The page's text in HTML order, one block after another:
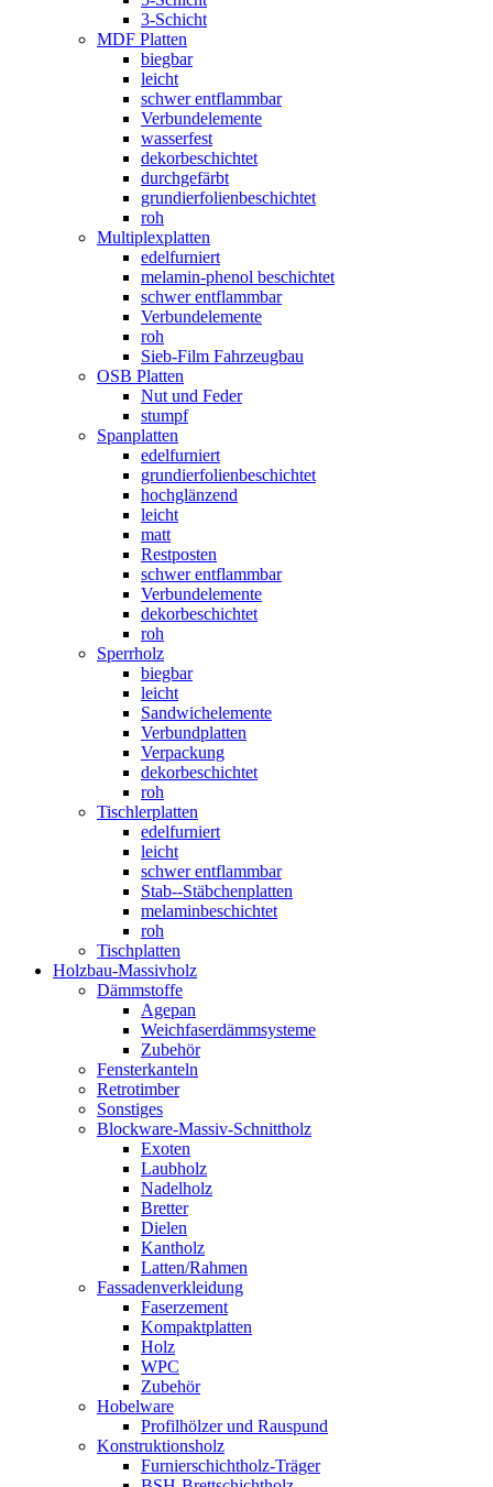
3-Schicht
MDF Platten
biegbar
leicht
schwer entflammbar
Verbundelemente
wasserfest
dekorbeschichtet
durchgefärbt
grundierfolienbeschichtet
roh
Multiplexplatten
edelfurniert
melamin-phenol beschichtet
schwer entflammbar
Verbundelemente
roh
Sieb-Film Fahrzeugbau
OSB Platten
Nut und Feder
stumpf
Spanplatten
edelfurniert
grundierfolienbeschichtet
hochglänzend
leicht
matt
Restposten
schwer entflammbar
Verbundelemente
dekorbeschichtet
roh
Sperrholz
biegbar
leicht
Sandwichelemente
Verbundplatten
Verpackung
dekorbeschichtet
roh
Tischlerplatten
edelfurniert
leicht
schwer entflammbar
Stab--Stäbchenplatten
melaminbeschichtet
roh
Tischplatten
Holzbau-Massivholz
Dämmstoffe
Agepan
Weichfaserdämmsysteme
Zubehör
Fensterkanteln
Retrotimber
Sonstiges
Blockware-Massiv-Schnittholz
Exoten
Laubholz
Nadelholz
Bretter
Dielen
Kantholz
Latten/Rahmen
Fassadenverkleidung
Faserzement
Kompaktplatten
Holz
WPC
Zubehör
Hobelware
Profilhölzer und Rauspund
Konstruktionsholz
Furnierschichtholz-Träger